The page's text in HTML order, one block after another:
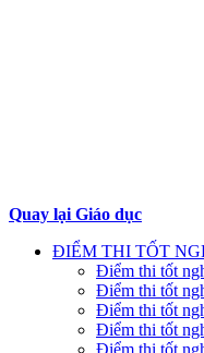
Quay lại Giáo dục
ĐIỂM THI TỐT
Điểm thi tốt
Điểm thi tốt
Điểm thi tốt
Điểm thi tốt
Điểm thi tốt